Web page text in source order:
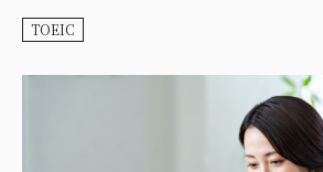
TOEIC